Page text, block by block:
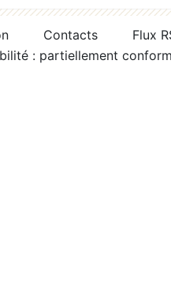
Contacts
Flux
: partiellement